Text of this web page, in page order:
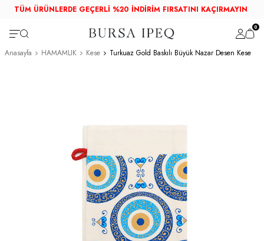
TÜM ÜRÜNLERDE GEÇERLİ %20 İNDİRİM FIRSATINI KAÇIRMAYIN
0
Anasayfa HAMAMLIK Kese Turkuaz Gold Baskılı Büyük Nazar Desen Kese